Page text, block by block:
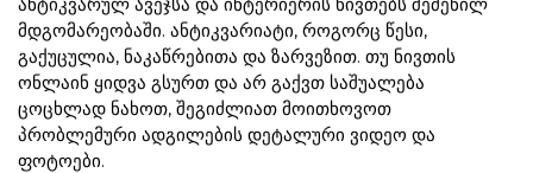
მდგომარეობაში. ანტიკვარიატი, როგორც წესი,
გაქუცულია, ნაკაწრებითა და ზარვეზით. თუ ნივთის
ონლაინ ყიდვა გსურთ და არ გაქვთ საშუალება
ცოცხლად ნახოთ, შეგიძლიათ მოითხოვოთ
პრობლემური ადგილების დეტალური ვიდეო და
ფოტოები.